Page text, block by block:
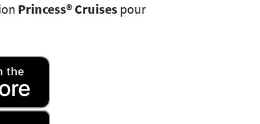
Princess® Cruises pour